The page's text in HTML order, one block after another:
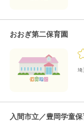
おおぎ第二保育園
埼
入間市立／豊岡学童